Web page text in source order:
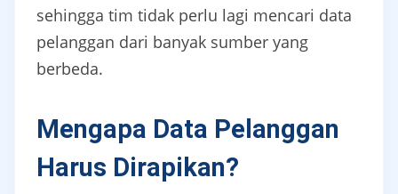
sehingga tim tidak perlu lagi mencari data
pelanggan dari banyak sumber yang
berbeda.
Mengapa Data Pelanggan
Harus Dirapikan?